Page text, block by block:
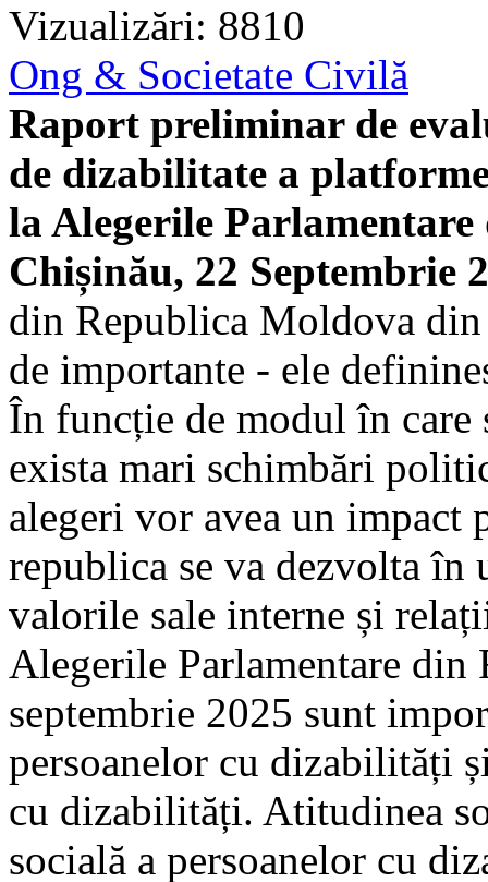
Vizualizări: 8810
Ong & Societate Civilă
Raport preliminar de
de dizabilitate a
la Alegerile Parlamentare
Chișinău, 22 Septembrie
din Republica Moldova
de importante - ele
În funcție de modul în care
exista mari schimbări
alegeri vor avea un impact
republica se va dezvolta în
valorile sale interne și
Alegerile Parlamentare
septembrie 2025 sunt
persoanelor cu dizabilități
cu dizabilități. Atitudinea
socială a persoanelor cu